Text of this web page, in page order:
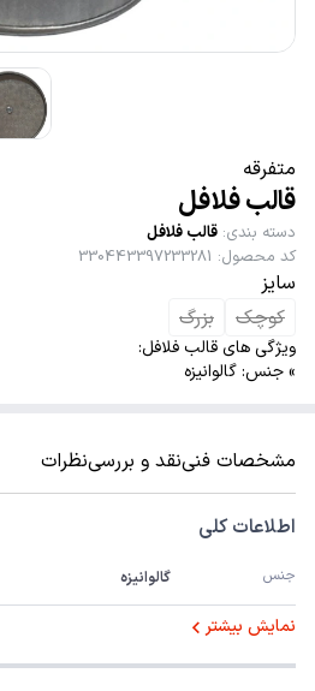
متفرقه
قالب فلافل
دسته بندی: قالب فلافل
کد محصول:
330443397233281
سایز
کوچک
بزرگ
ویژگی های قالب فلافل:
» جنس: گالوانیزه
مشخصات فنینقد و بررسینظرات
اطلاعات کلی
جنس گالوانیزه
نمایش بیشتر